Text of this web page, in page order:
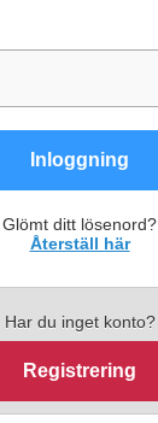
Inloggning
Glömt ditt lösenord?
Återställ här
Har du inget konto?
Registrering